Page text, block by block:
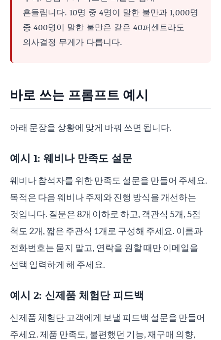
흔들립니다. 10명 중 4명이 말한 불만과 1,000명
중 400명이 말한 불만은 같은 40퍼센트라도
의사결정 무게가 다릅니다.
바로 쓰는 프롬프트 예시
아래 문장을 상황에 맞게 바꿔 쓰면 됩니다.
예시 1: 웨비나 만족도 설문
웨비나 참석자를 위한 만족도 설문을 만들어 주세요.
목적은 다음 웨비나 주제와 진행 방식을 개선하는
것입니다. 질문은 8개 이하로 하고, 객관식 5개, 5점
척도 2개, 짧은 주관식 1개로 구성해 주세요. 이름과
전화번호는 묻지 말고, 연락을 원할 때만 이메일을
선택 입력하게 해 주세요.
예시 2: 신제품 체험단 피드백
신제품 체험단 고객에게 보낼 피드백 설문을 만들어
주세요. 제품 만족도, 불편했던 기능, 재구매 의향,